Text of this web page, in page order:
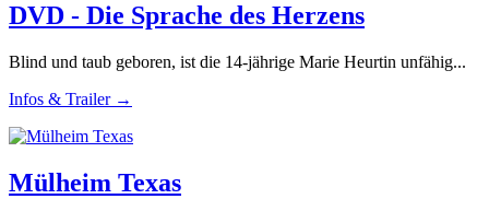
DVD - Die Sprache des Herzens
Blind und taub geboren, ist die 14-jährige Marie Heurtin unfähig...
Infos & Trailer →
Mülheim Texas